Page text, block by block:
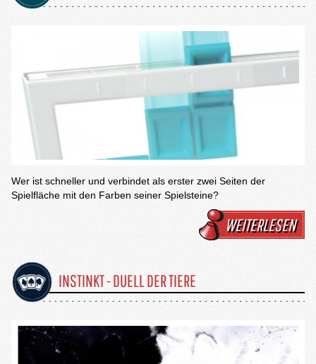
Wer ist schneller und verbindet als erster zwei Seiten der
Spielfläche mit den Farben seiner Spielsteine?
WEITERLESEN
INSTINKT - DUELL DER TIERE